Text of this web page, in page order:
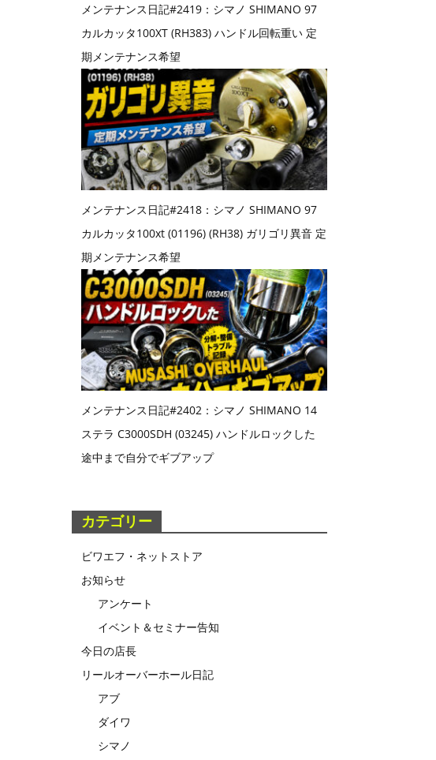
メンテナンス日記#2419：シマノ SHIMANO 97
カルカッタ100XT (RH383) ハンドル回転重い 定
期メンテナンス希望
メンテナンス日記#2418：シマノ SHIMANO 97
カルカッタ100xt (01196) (RH38) ガリゴリ異音 定
期メンテナンス希望
メンテナンス日記#2402：シマノ SHIMANO 14
ステラ C3000SDH (03245) ハンドルロックした
途中まで自分でギブアップ
カテゴリー
ビワエフ・ネットストア
お知らせ
アンケート
イベント＆セミナー告知
今日の店長
リールオーバーホール日記
アブ
ダイワ
シマノ